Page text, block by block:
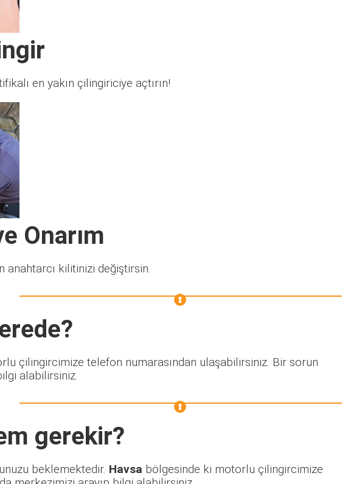
en yakın çilingiriciye açtırın!
Onarım
anahtarcı kilitinizi değiştirsin.
çilingircimize telefon numarasından ulaşabilirsiniz. Bir sorun
alabilirsiniz.
gerekir?
beklemektedir. Havsa bölgesinde ki motorlu çilingircimize